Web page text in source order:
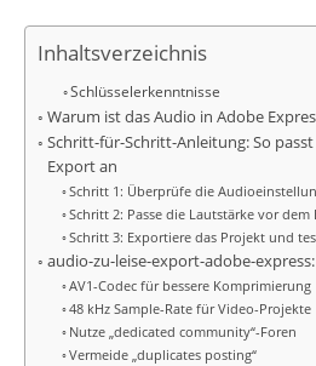
Inhaltsverzeichnis
Schlüsselerkenntnisse
Warum ist das Audio in Adobe
Schritt-für-Schritt-Anleitung: So
Export an
Schritt 1: Überprüfe die
Schritt 2: Passe die Lautstärke vor dem
Schritt 3: Exportiere das Projekt und
audio-zu-leise-export-adobe-
AV1-Codec für bessere Komprimierung
48 kHz Sample-Rate für Video-Projekte
Nutze „dedicated community“-Foren
Vermeide „duplicates posting“